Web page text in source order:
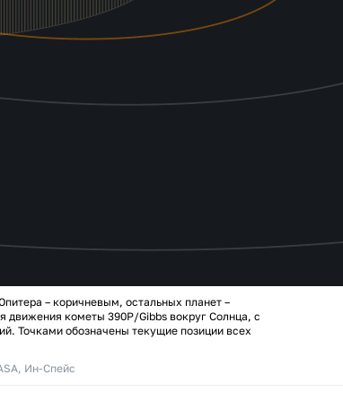
– коричневым, остальных планет –
движения кометы 390P/Gibbs вокруг Солнца, с
Точками обозначены текущие позиции всех
Ин-Спейс